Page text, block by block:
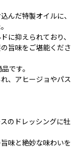
んだ特製オイルに、
に抑えられており、
旨味をご堪能くださ
です。
、アヒージョやパス
のドレッシングに牡
味と絶妙な味わいを